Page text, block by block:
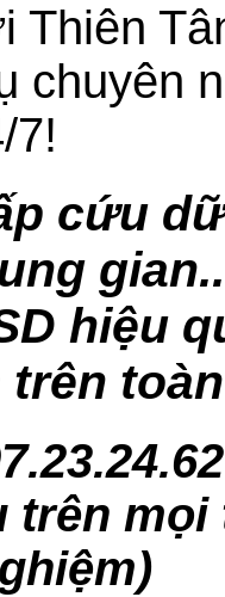
Thiên
chuyên
7!
cứu
hiệu
trên
trên